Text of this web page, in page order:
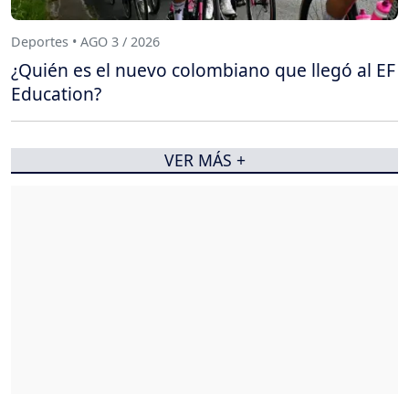
Deportes • AGO 3 / 2026
¿Quién es el nuevo colombiano que llegó al EF
Education?
VER MÁS +